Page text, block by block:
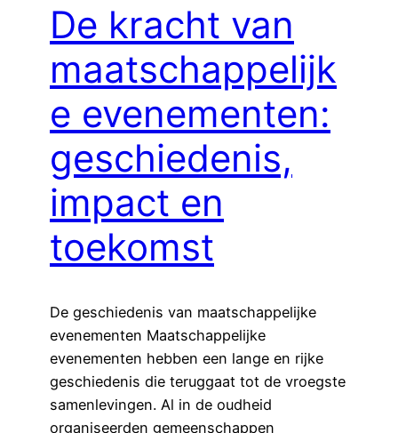
De kracht van
maatschappelijk
e evenementen:
geschiedenis,
impact en
toekomst
De geschiedenis van maatschappelijke
evenementen Maatschappelijke
evenementen hebben een lange en rijke
geschiedenis die teruggaat tot de vroegste
samenlevingen. Al in de oudheid
organiseerden gemeenschappen